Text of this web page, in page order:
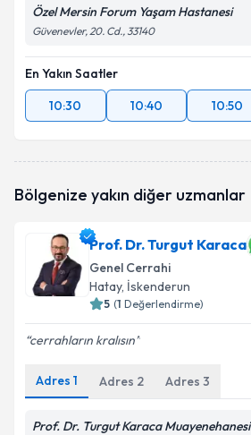
Özel Mersin Forum Yaşam Hastanesi
Güvenevler, 20. Cd., 33140
En Yakın Saatler
10:30
10:40 10:50
Bölgenize yakın diğer uzmanlar
Prof. Dr. Turgut Karaca
Genel Cerrahi
Hatay, İskenderun
5 (1 Değerlendirme)
cerrahların kralısın
Adres 1 Adres 2 Adres 3
Prof. Dr. Turgut Karaca Muayenehanesi